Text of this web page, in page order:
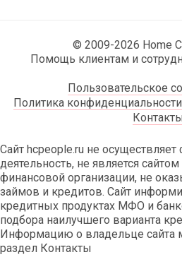
© 2009-2026 Home
Помощь клиентам и
Пользовательское
Политика конфиденциальности
Контакты
Сайт hcpeople.ru не
деятельность, не является
финансовой организации, не
займов и кредитов. Сайт
кредитных продуктах МФО и
подбора наилучшего варианта
Информацию о владельце сайта
раздел Контакты